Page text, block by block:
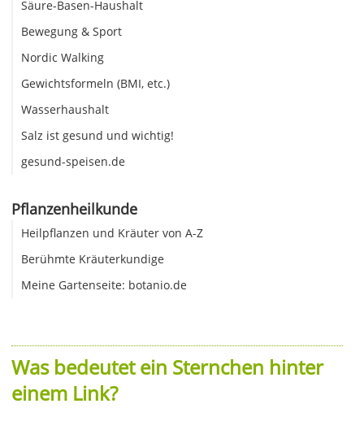
Säure-Basen-Haushalt
Bewegung & Sport
Nordic Walking
Gewichtsformeln (BMI, etc.)
Wasserhaushalt
Salz ist gesund und wichtig!
gesund-speisen.de
Pflanzenheilkunde
Heilpflanzen und Kräuter von A-Z
Berühmte Kräuterkundige
Meine Gartenseite: botanio.de
Was bedeutet ein Sternchen hinter
einem Link?